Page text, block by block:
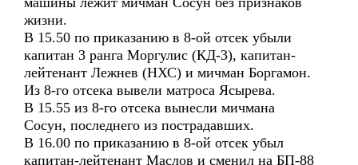
жизни.
В 15.50 по приказанию в 8-ой отсек убыли
капитан 3 ранга Моргулис (КД-3), капитан-
лейтенант Лежнев (НХС) и мичман Боргамон.
Из 8-го отсека вывели матроса Ясырева.
В 15.55 из 8-го отсека вынесли мичмана
Сосун, последнего из пострадавших.
В 16.00 по приказанию в 8-ой отсек убыл
капитан-лейтенант Маслов и сменил на БП-88